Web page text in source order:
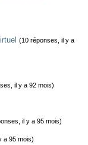
(10 réponses, il y a
il y a 92 mois)
il y a 95 mois)
a 95 mois)